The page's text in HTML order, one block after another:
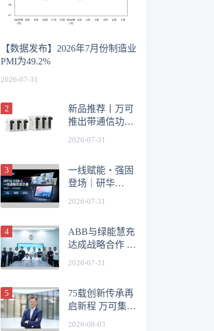
【数据发布】2026年7月份制造业
PMI为49.2%
2026-07-31
新品推荐丨万可
推出带通信功能
2026-07-31
一线赋能・强固
登场｜研华
2026-07-31
ABB与绿能慧充
达成战略合作 共
2026-07-31
75载创新传承再
启新程 万可集团
2026-08-03